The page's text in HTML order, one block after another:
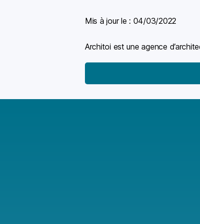
Mis à jour le : 04/03/2022
Architoi est une agence